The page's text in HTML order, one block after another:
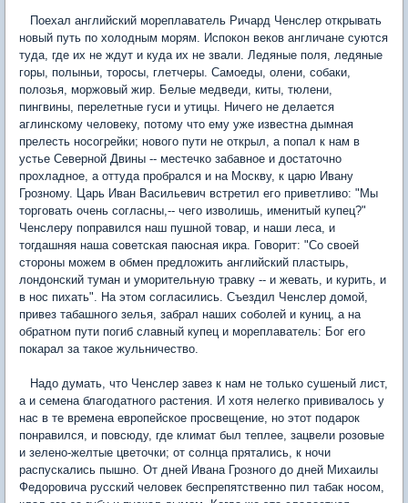
Поехал английский мореплаватель Ричард Ченслер открывать
новый путь по холодным морям. Испокон веков англичане суются
туда, где их не ждут и куда их не звали. Ледяные поля, ледяные
горы, полыньи, торосы, глетчеры. Самоеды, олени, собаки,
полозья, моржовый жир. Белые медведи, киты, тюлени,
пингвины, перелетные гуси и утицы. Ничего не делается
аглинскому человеку, потому что ему уже известна дымная
прелесть носогрейки; нового пути не открыл, а попал к нам в
устье Северной Двины -- местечко забавное и достаточно
прохладное, а оттуда пробрался и на Москву, к царю Ивану
Грозному. Царь Иван Васильевич встретил его приветливо: "Мы
торговать очень согласны,-- чего изволишь, именитый купец?"
Ченслеру поправился наш пушной товар, и наши леса, и
тогдашняя наша советская паюсная икра. Говорит: "Со своей
стороны можем в обмен предложить английский пластырь,
лондонский туман и уморительную травку -- и жевать, и курить, и
в нос пихать". На этом согласились. Съездил Ченслер домой,
привез табашного зелья, забрал наших соболей и куниц, а на
обратном пути погиб славный купец и мореплаватель: Бог его
покарал за такое жульничество.
Надо думать, что Ченслер завез к нам не только сушеный лист,
а и семена благодатного растения. И хотя нелегко прививалось у
нас в те времена европейское просвещение, но этот подарок
понравился, и повсюду, где климат был теплее, зацвели розовые
и зелено-желтые цветочки; от солнца прятались, к ночи
распускались пышно. От дней Ивана Грозного до дней Михаилы
Федоровича русский человек беспрепятственно пил табак носом,